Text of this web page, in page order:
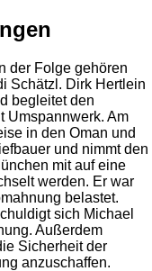
der Folge gehören
Schätzl. Dirk Hertlein
begleitet den
Umspannwerk. Am
in den Oman und
und nimmt den
mit auf eine
werden. Er war
belastet.
sich Michael
Außerdem
Sicherheit der
anzuschaffen.